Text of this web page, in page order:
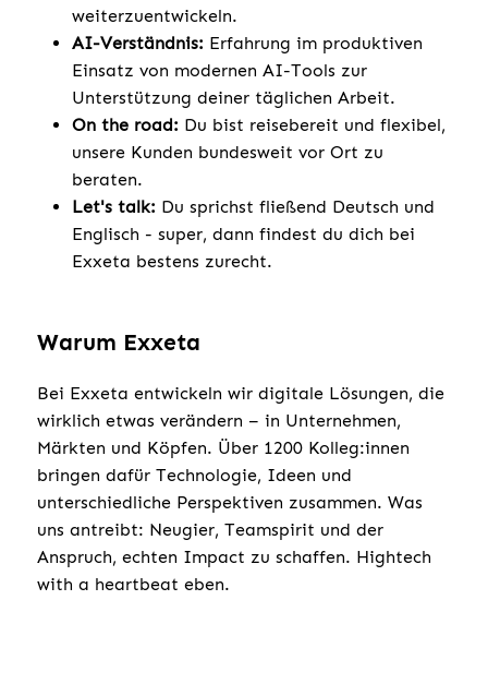
weiterzuentwickeln.
AI-Verständnis: Erfahrung im produktiven
Einsatz von modernen AI-Tools zur
Unterstützung deiner täglichen Arbeit.
On the road: Du bist reisebereit und flexibel,
unsere Kunden bundesweit vor Ort zu
beraten.
Let's talk: Du sprichst fließend Deutsch und
Englisch - super, dann findest du dich bei
Exxeta bestens zurecht.
Warum Exxeta
Bei Exxeta entwickeln wir digitale Lösungen, die
wirklich etwas verändern – in Unternehmen,
Märkten und Köpfen. Über 1200 Kolleg:innen
bringen dafür Technologie, Ideen und
unterschiedliche Perspektiven zusammen. Was
uns antreibt: Neugier, Teamspirit und der
Anspruch, echten Impact zu schaffen. Hightech
with a heartbeat eben.